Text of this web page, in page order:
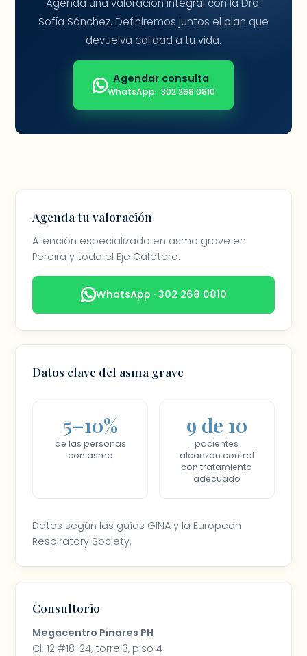
Agenda una valoración integral con la Dra.
Sofía Sánchez. Definiremos juntos el plan que
devuelva calidad a tu vida.
Agendar consulta
WhatsApp · 302 268 0810
Agenda tu valoración
Atención especializada en asma grave en
Pereira y todo el Eje Cafetero.
WhatsApp · 302 268 0810
Datos clave del asma grave
5–10%
de las personas
con asma
9 de 10
pacientes
alcanzan control
con tratamiento
adecuado
Datos según las guías GINA y la European
Respiratory Society.
Consultorio
Megacentro Pinares PH
Cl. 12 #18-24, torre 3, piso 4